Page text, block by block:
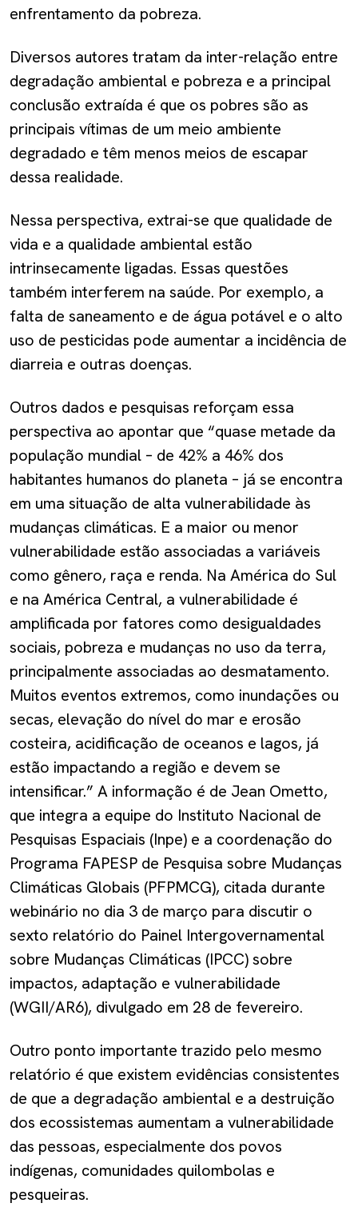
enfrentamento da pobreza.
Diversos autores tratam da inter-relação entre
degradação ambiental e pobreza e a principal
conclusão extraída é que os pobres são as
principais vítimas de um meio ambiente
degradado e têm menos meios de escapar
dessa realidade.
Nessa perspectiva, extrai-se que qualidade de
vida e a qualidade ambiental estão
intrinsecamente ligadas. Essas questões
também interferem na saúde. Por exemplo, a
falta de saneamento e de água potável e o alto
uso de pesticidas pode aumentar a incidência de
diarreia e outras doenças.
Outros dados e pesquisas reforçam essa
perspectiva ao apontar que “quase metade da
população mundial – de 42% a 46% dos
habitantes humanos do planeta – já se encontra
em uma situação de alta vulnerabilidade às
mudanças climáticas. E a maior ou menor
vulnerabilidade estão associadas a variáveis
como gênero, raça e renda. Na América do Sul
e na América Central, a vulnerabilidade é
amplificada por fatores como desigualdades
sociais, pobreza e mudanças no uso da terra,
principalmente associadas ao desmatamento.
Muitos eventos extremos, como inundações ou
secas, elevação do nível do mar e erosão
costeira, acidificação de oceanos e lagos, já
estão impactando a região e devem se
intensificar.” A informação é de Jean Ometto,
que integra a equipe do Instituto Nacional de
Pesquisas Espaciais (Inpe) e a coordenação do
Programa FAPESP de Pesquisa sobre Mudanças
Climáticas Globais (PFPMCG), citada durante
webinário no dia 3 de março para discutir o
sexto relatório do Painel Intergovernamental
sobre Mudanças Climáticas (IPCC) sobre
impactos, adaptação e vulnerabilidade
(WGII/AR6), divulgado em 28 de fevereiro.
Outro ponto importante trazido pelo mesmo
relatório é que existem evidências consistentes
de que a degradação ambiental e a destruição
dos ecossistemas aumentam a vulnerabilidade
das pessoas, especialmente dos povos
indígenas, comunidades quilombolas e
pesqueiras.